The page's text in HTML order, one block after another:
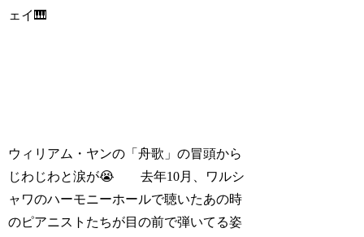
ェイ🎹
ウィリアム・ヤンの「舟歌」の冒頭から
じわじわと涙が😭 去年10月、ワルシ
ャワのハーモニーホールで聴いたあの時
のピアニストたちが目の前で弾いてる姿